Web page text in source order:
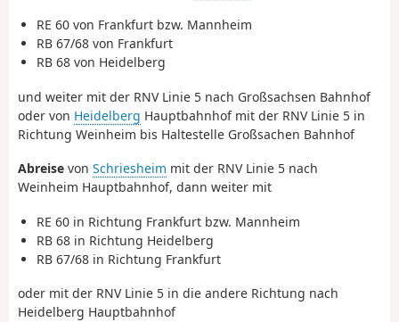
RE 60 von Frankfurt bzw. Mannheim
RB 67/68 von Frankfurt
RB 68 von Heidelberg
und weiter mit der RNV Linie 5 nach Großsachsen Bahnhof
oder von Heidelberg Hauptbahnhof mit der RNV Linie 5 in
Richtung Weinheim bis Haltestelle Großsachen Bahnhof
Abreise von Schriesheim mit der RNV Linie 5 nach
Weinheim Hauptbahnhof, dann weiter mit
RE 60 in Richtung Frankfurt bzw. Mannheim
RB 68 in Richtung Heidelberg
RB 67/68 in Richtung Frankfurt
oder mit der RNV Linie 5 in die andere Richtung nach
Heidelberg Hauptbahnhof